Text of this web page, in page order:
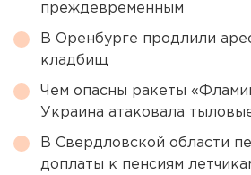
преждевременным
В Оренбурге продлили
кладбищ
Чем опасны ракеты
Украина атаковала
В Свердловской области
доплаты к пенсиям